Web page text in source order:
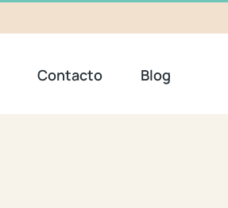
Contacto Blog